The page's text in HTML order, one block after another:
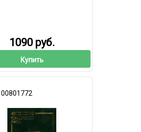
1090 руб.
Купить
00801772